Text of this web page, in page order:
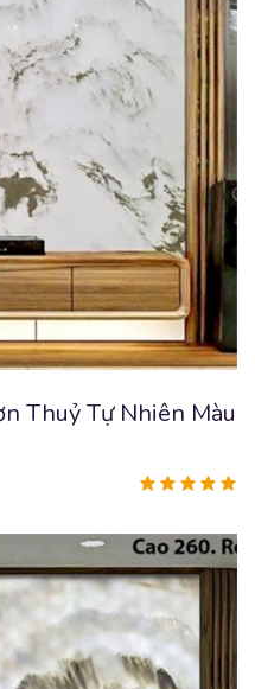
Thuỷ Tự Nhiên Màu